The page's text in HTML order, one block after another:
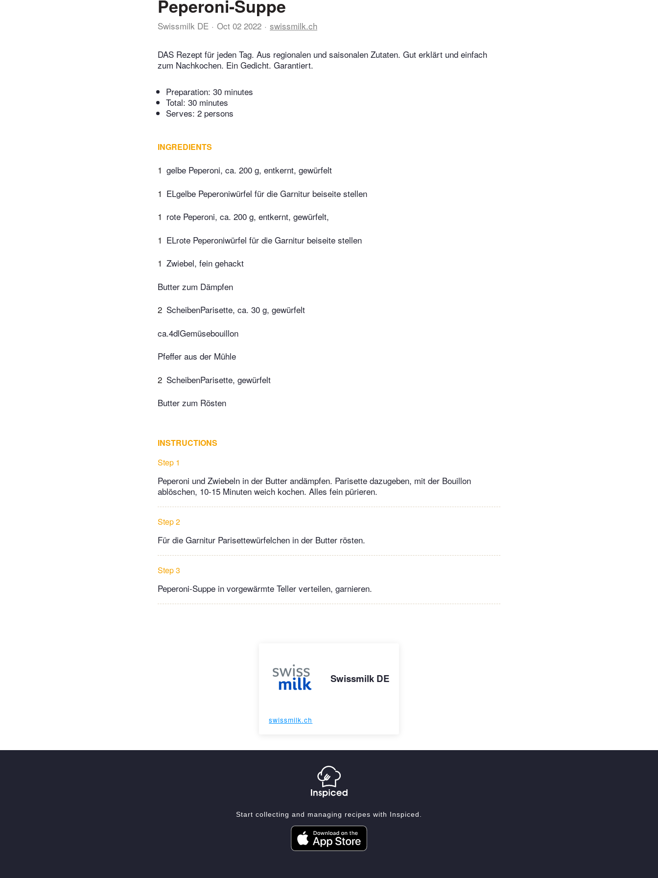
Peperoni-Suppe
Swissmilk DE Oct 02 2022 swissmilk.ch
DAS Rezept für jeden Tag. Aus regionalen und saisonalen Zutaten. Gut erklärt und einfach
zum Nachkochen. Ein Gedicht. Garantiert.
Preparation: 30 minutes
Total: 30 minutes
Serves: 2 persons
INGREDIENTS
1 gelbe Peperoni, ca. 200 g, entkernt, gewürfelt
1 ELgelbe Peperoniwürfel für die Garnitur beiseite stellen
1 rote Peperoni, ca. 200 g, entkernt, gewürfelt,
1 ELrote Peperoniwürfel für die Garnitur beiseite stellen
1 Zwiebel, fein gehackt
Butter zum Dämpfen
2 ScheibenParisette, ca. 30 g, gewürfelt
ca.4dlGemüsebouillon
Pfeffer aus der Mühle
2 ScheibenParisette, gewürfelt
Butter zum Rösten
INSTRUCTIONS
Step 1
Peperoni und Zwiebeln in der Butter andämpfen. Parisette dazugeben, mit der Bouillon
ablöschen, 10-15 Minuten weich kochen. Alles fein pürieren.
Step 2
Für die Garnitur Parisettewürfelchen in der Butter rösten.
Step 3
Peperoni-Suppe in vorgewärmte Teller verteilen, garnieren.
Swissmilk DE
swissmilk.ch
Start collecting and managing recipes with Inspiced.